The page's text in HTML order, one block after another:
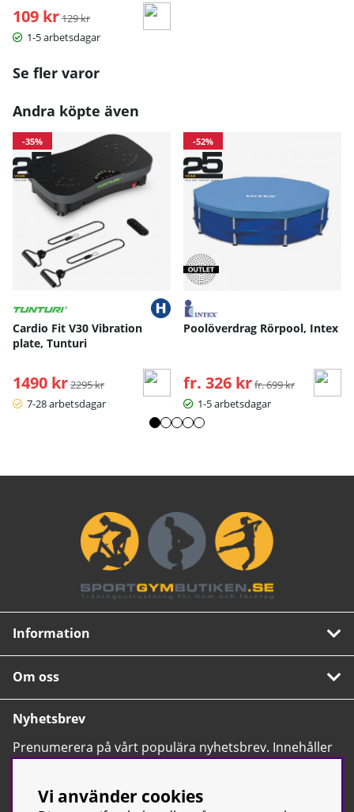
109 kr Ordinarie pris:
129 kr
1-5 arbetsdagar
Se fler varor
Andra köpte även
-35%
Cardio Fit V30 Vibration
plate, Tunturi
1490 kr Ordinarie pris:
2295 kr
7-28 arbetsdagar
-52%
Poolöverdrag Rörpool, Intex
fr. 326 kr Ordinarie pris:
fr. 699 kr
1-5 arbetsdagar
Information
Om oss
Nyhetsbrev
Prenumerera på vårt populära nyhetsbrev. Innehåller
tips, nyheter och våra allra bästa erbjudanden.
Vi använder cookies